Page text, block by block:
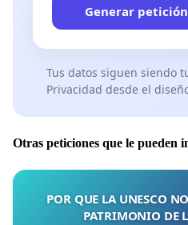
Generar petición
Tus datos siguen siendo
Privacidad desde el
Otras peticiones que le pueden
POR QUE LA UNESCO
PATRIMONIO DE